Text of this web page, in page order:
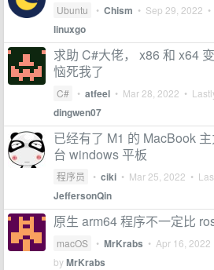
Ubuntu • Chism • Sep 29, 2022
linuxgo
求助 C#大佬， x86 和 x64
恼死我了
C# • atfeel • Mar 28, 2022 •
dingwen07
已经有了 M1 的 MacBook
台 windows 平板
程序员 • ciki • Mar 25, 2022 •
JeffersonQin
原生 arm64 程序不一定比
macOS • MrKrabs • Apr 16, 2022
byMrKrabs